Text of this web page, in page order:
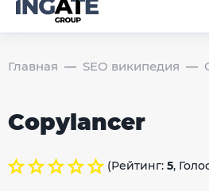
Главная SEO википедия
Copylancer
(Рейтинг: 5,